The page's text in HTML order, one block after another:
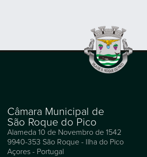
Câmara Municipal de
São Roque do Pico
Alameda 10 de Novembro de 1542
9940-353 São Roque - Ilha do Pico
Açores - Portugal